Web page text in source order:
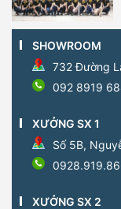
SHOWROOM
732 Đường
092 8919
XƯỞNG SX 1
Số 5B,
XƯỞNG SX 2